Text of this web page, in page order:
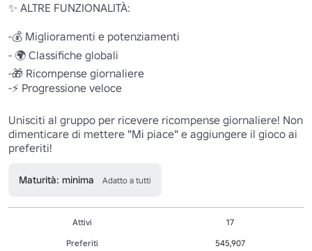
✨ ALTRE FUNZIONALITÀ:
-💰 Miglioramenti e potenziamenti
- 🌍 Classifiche globali
-🎁 Ricompense giornaliere
-⚡ Progressione veloce
Unisciti al gruppo per ricevere ricompense giornaliere! Non
dimenticare di mettere "Mi piace" e aggiungere il gioco ai
preferiti!
Maturità: minima Adatto a tutti
Attivi
17
Preferiti
545,907